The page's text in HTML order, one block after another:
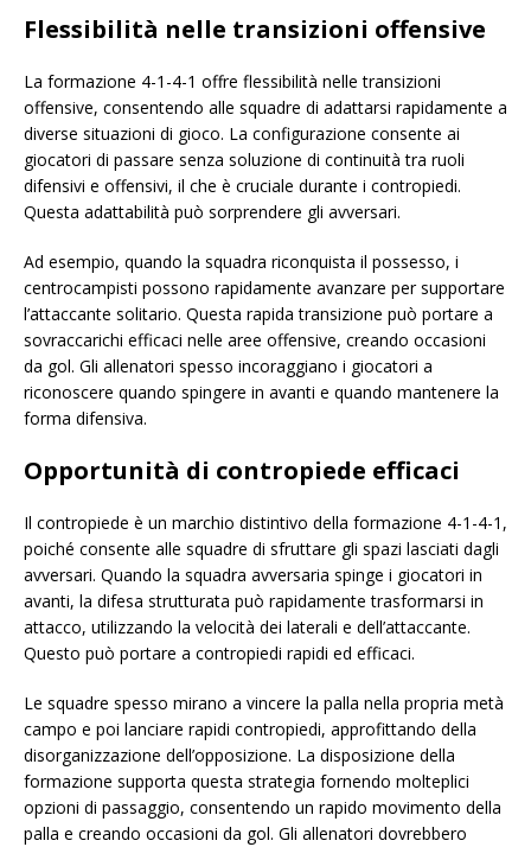
Flessibilità nelle transizioni offensive
La formazione 4-1-4-1 offre flessibilità nelle transizioni
offensive, consentendo alle squadre di adattarsi rapidamente a
diverse situazioni di gioco. La configurazione consente ai
giocatori di passare senza soluzione di continuità tra ruoli
difensivi e offensivi, il che è cruciale durante i contropiedi.
Questa adattabilità può sorprendere gli avversari.
Ad esempio, quando la squadra riconquista il possesso, i
centrocampisti possono rapidamente avanzare per supportare
l’attaccante solitario. Questa rapida transizione può portare a
sovraccarichi efficaci nelle aree offensive, creando occasioni
da gol. Gli allenatori spesso incoraggiano i giocatori a
riconoscere quando spingere in avanti e quando mantenere la
forma difensiva.
Opportunità di contropiede efficaci
Il contropiede è un marchio distintivo della formazione 4-1-4-1,
poiché consente alle squadre di sfruttare gli spazi lasciati dagli
avversari. Quando la squadra avversaria spinge i giocatori in
avanti, la difesa strutturata può rapidamente trasformarsi in
attacco, utilizzando la velocità dei laterali e dell’attaccante.
Questo può portare a contropiedi rapidi ed efficaci.
Le squadre spesso mirano a vincere la palla nella propria metà
campo e poi lanciare rapidi contropiedi, approfittando della
disorganizzazione dell’opposizione. La disposizione della
formazione supporta questa strategia fornendo molteplici
opzioni di passaggio, consentendo un rapido movimento della
palla e creando occasioni da gol. Gli allenatori dovrebbero